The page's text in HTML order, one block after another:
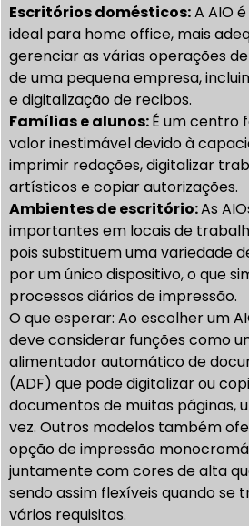
Escritórios domésticos:A AIO
ideal para home office, mais
gerenciar as várias operações
de uma pequena empresa,
e digitalização de recibos.
Famílias e alunos:É um centro
valor inestimável devido à
imprimir redações, digitalizar
artísticos e copiar autorizações.
Ambientes de escritório:As
importantes em locais de
pois substituem uma variedade
por um único dispositivo, o que
processos diários de impressão.
O que esperar: Ao escolher um
deve considerar funções como
alimentador automático de
(ADF) que pode digitalizar ou
documentos de muitas páginas,
vez. Outros modelos também
opção de impressão
juntamente com cores de alta
sendo assim flexíveis quando se
vários requisitos.